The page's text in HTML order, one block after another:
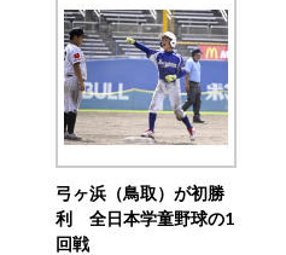
弓ヶ浜（鳥取）が初勝
利 全日本学童野球の1
回戦